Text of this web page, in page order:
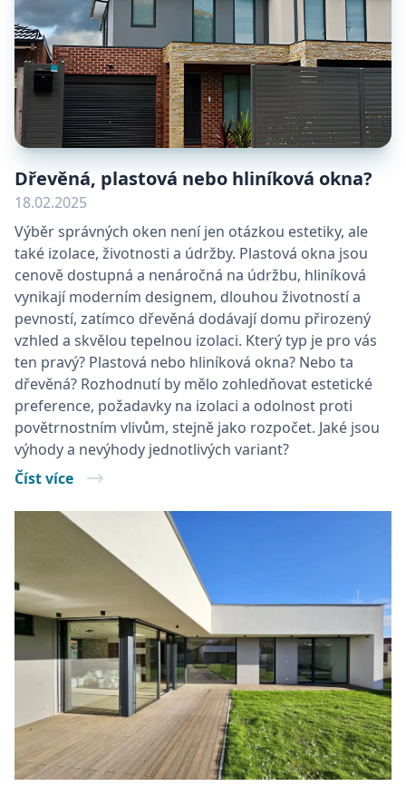
Dřevěná, plastová nebo hliníková okna?
18.02.2025
Výběr správných oken není jen otázkou estetiky, ale
také izolace, životnosti a údržby. Plastová okna jsou
cenově dostupná a nenáročná na údržbu, hliníková
vynikají moderním designem, dlouhou životností a
pevností, zatímco dřevěná dodávají domu přirozený
vzhled a skvělou tepelnou izolaci. Který typ je pro vás
ten pravý? Plastová nebo hliníková okna? Nebo ta
dřevěná? Rozhodnutí by mělo zohledňovat estetické
preference, požadavky na izolaci a odolnost proti
povětrnostním vlivům, stejně jako rozpočet. Jaké jsou
výhody a nevýhody jednotlivých variant?
Číst více